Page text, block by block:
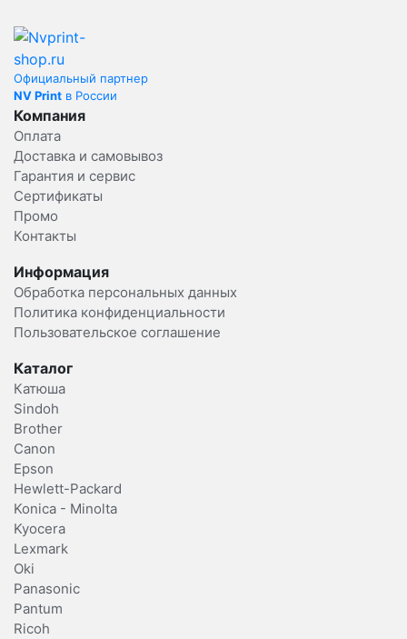
Официальный партнер
NV Print в России
Компания
Оплата
Доставка и самовывоз
Гарантия и сервис
Сертификаты
Промо
Контакты
Информация
Обработка персональных данных
Политика конфиденциальности
Пользовательское соглашение
Каталог
Катюша
Sindoh
Brother
Canon
Epson
Hewlett-Packard
Konica - Minolta
Kyocera
Lexmark
Oki
Panasonic
Pantum
Ricoh